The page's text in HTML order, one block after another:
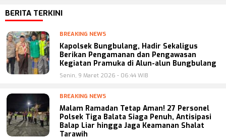
BERITA TERKINI
BREAKING NEWS
Kapolsek Bungbulang, Hadir Sekaligus
Berikan Pengamanan dan Pengawasan
Kegiatan Pramuka di Alun-alun Bungbulang
Senin, 9 Maret 2026 - 06:44 WIB
BREAKING NEWS
Malam Ramadan Tetap Aman! 27 Personel
Polsek Tiga Balata Siaga Penuh, Antisipasi
Balap Liar hingga Jaga Keamanan Shalat
Tarawih